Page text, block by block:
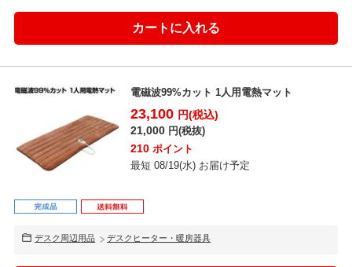
電磁波99%カット 1人用電熱マット
23,100 円(税込)
21,000 円(税抜)
210 ポイント
最短 08/19(水) お届け予定
デスク周辺用品 デスクヒーター・暖房器具